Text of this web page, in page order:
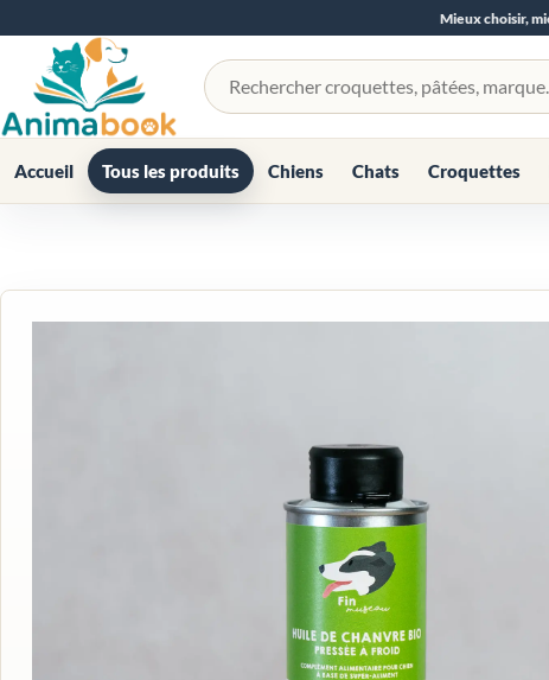
Mieux choisir,
Rechercher un produit
Accueil Tous les produits Chiens Chats Croquettes